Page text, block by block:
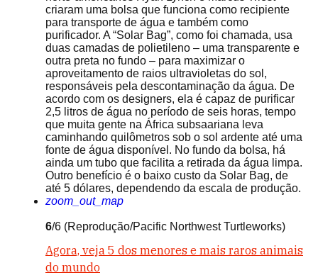
criaram uma bolsa que funciona como recipiente
para transporte de água e também como
purificador. A “Solar Bag”, como foi chamada, usa
duas camadas de polietileno – uma transparente e
outra preta no fundo – para maximizar o
aproveitamento de raios ultravioletas do sol,
responsáveis pela descontaminação da água. De
acordo com os designers, ela é capaz de purificar
2,5 litros de água no período de seis horas, tempo
que muita gente na África subsaariana leva
caminhando quilômetros sob o sol ardente até uma
fonte de água disponível. No fundo da bolsa, há
ainda um tubo que facilita a retirada da água limpa.
Outro benefício é o baixo custo da Solar Bag, de
até 5 dólares, dependendo da escala de produção.
zoom_out_map
6/6 (Reprodução/Pacific Northwest Turtleworks)
Agora, veja 5 dos menores e mais raros animais
do mundo